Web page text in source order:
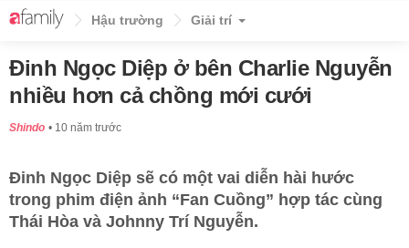
Hậu trường Giải trí
Đinh Ngọc Diệp ở bên Charlie Nguyễn
nhiều hơn cả chồng mới cưới
Shindo 10 năm trước
Đinh Ngọc Diệp sẽ có một vai diễn hài hước
trong phim điện ảnh “Fan Cuồng” hợp tác cùng
Thái Hòa và Johnny Trí Nguyễn.